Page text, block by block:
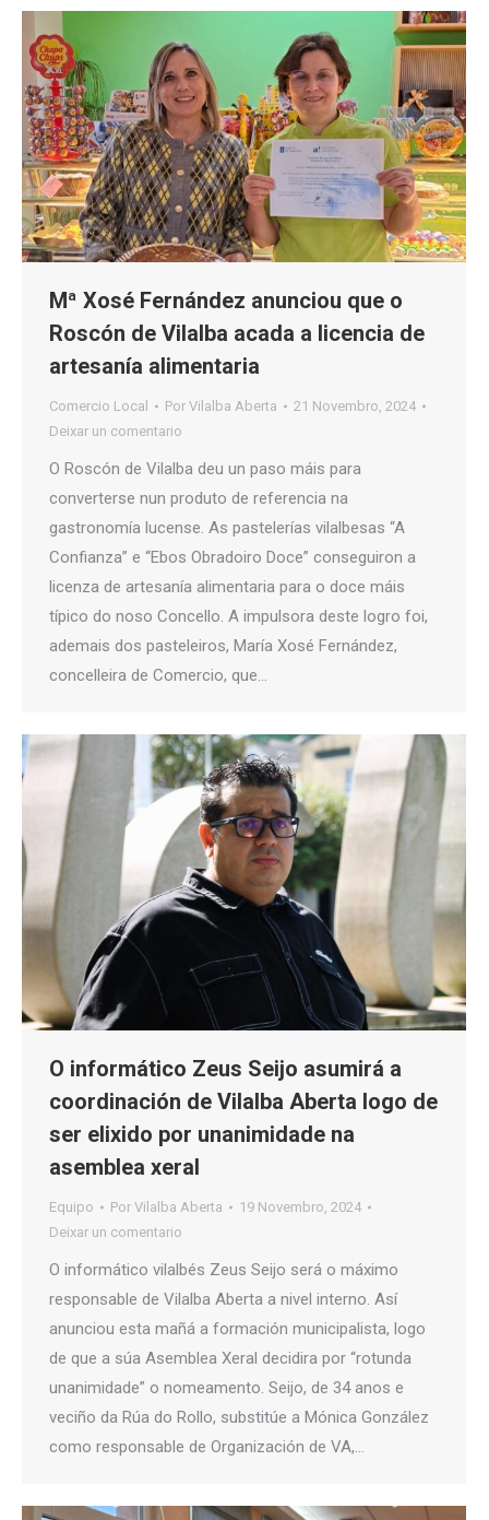
Mª Xosé Fernández anunciou que o
Roscón de Vilalba acada a licencia de
artesanía alimentaria
Comercio Local Por Vilalba Aberta
21 Novembro, 2024
Deixar un comentario
O Roscón de Vilalba deu un paso máis para
converterse nun produto de referencia na
gastronomía lucense. As pastelerías vilalbesas “A
Confianza” e “Ebos Obradoiro Doce” conseguiron a
licenza de artesanía alimentaria para o doce máis
típico do noso Concello. A impulsora deste logro foi,
ademais dos pasteleiros, María Xosé Fernández,
concelleira de Comercio, que…
O informático Zeus Seijo asumirá a
coordinación de Vilalba Aberta logo de
ser elixido por unanimidade na
asemblea xeral
Equipo Por Vilalba Aberta
19 Novembro, 2024
Deixar un comentario
O informático vilalbés Zeus Seijo será o máximo
responsable de Vilalba Aberta a nivel interno. Así
anunciou esta mañá a formación municipalista, logo
de que a súa Asemblea Xeral decidira por “rotunda
unanimidade” o nomeamento. Seijo, de 34 anos e
veciño da Rúa do Rollo, substitúe a Mónica González
como responsable de Organización de VA,…